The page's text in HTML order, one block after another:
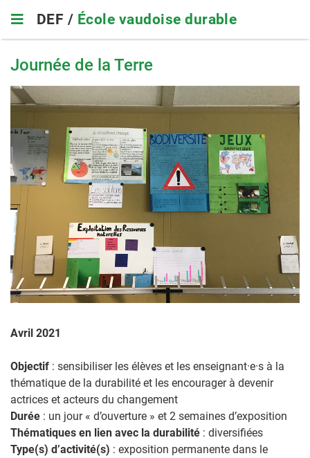
main
navigation
DEF / École vaudoise durable
Journée de la Terre
Avril 2021
Objectif : sensibiliser les élèves et les enseignant·e·s à la
thématique de la durabilité et les encourager à devenir
actrices et acteurs du changement
Durée : un jour « d’ouverture » et 2 semaines d’exposition
Thématiques en lien avec la durabilité : diversifiées
Type(s) d’activité(s) : exposition permanente dans le